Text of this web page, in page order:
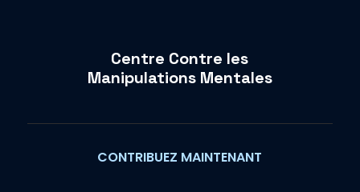
Centre Contre les
Manipulations Mentales
CONTRIBUEZ MAINTENANT